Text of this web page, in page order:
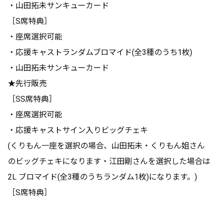
・山田拓未サンキューカード
［S席特典］
・座席選択可能
・応援キャストランダムブロマイド(全3種のうち1枚)
・山田拓未サンキューカード
★先行販売
［SS席特典］
・座席選択可能
・応援キャストサイン入りビッグチェキ
(くりもん一座を選択の場合、山田拓未・くりもん姐さん
のビッグチェキになります・江田剛さんを選択した場合は
2L ブロマイド(全3種のうちランダム1枚)になります。)
［S席特典］